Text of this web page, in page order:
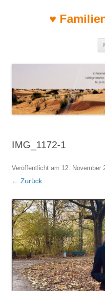
♥
IMG_1172-1
Veröffentlicht am 12. November
← Zurück